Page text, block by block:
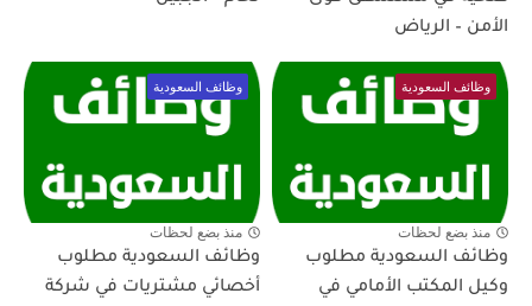
الأمن – الرياض
وظائف السعودية
منذ بضع لحظات
وظائف السعودية مطلوب
وكيل المكتب الأمامي في
وظائف السعودية
منذ بضع لحظات
وظائف السعودية مطلوب
أخصائي مشتريات في شركة